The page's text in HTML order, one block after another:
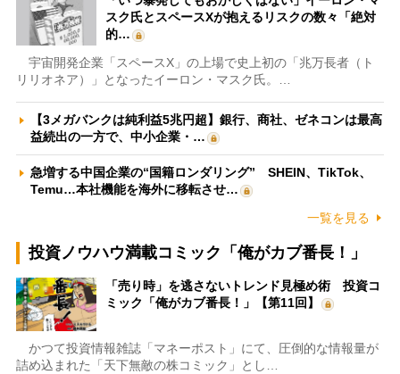
スク氏とスペースXが抱えるリスクの数々「絶対
的…
宇宙開発企業「スペースX」の上場で史上初の「兆万長者（ト
リリオネア）」となったイーロン・マスク氏。…
【3メガバンクは純利益5兆円超】銀行、商社、ゼネコンは最高
益続出の一方で、中小企業・…
急増する中国企業の“国籍ロンダリング” SHEIN、TikTok、
Temu…本社機能を海外に移転させ…
一覧を見る
投資ノウハウ満載コミック「俺がカブ番長！」
「売り時」を逃さないトレンド見極め術 投資コ
ミック「俺がカブ番長！」【第11回】
かつて投資情報雑誌「マネーポスト」にて、圧倒的な情報量が
詰め込まれた「天下無敵の株コミック」とし…